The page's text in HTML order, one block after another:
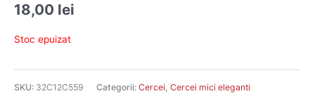
18,00 lei
Stoc epuizat
SKU: 32C12C559 Categorii: Cercei, Cercei mici eleganti